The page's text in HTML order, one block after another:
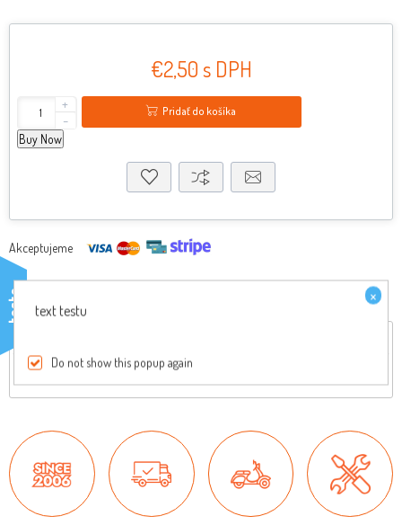
€2,50 s DPH
+
-
Pridať do košíka
Buy Now
Akceptujeme
Originálny diel, pre viac informácií nás kontaktujte
testo ×
text testu
Do not show this popup again